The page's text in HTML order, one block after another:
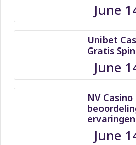
June
Unibet
Gratis
June
NV
ervaringen
June